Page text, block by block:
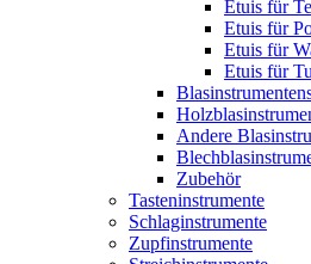
Etuis für
Etuis für
Etuis für
Etuis für
Andere
Zubehör
Tasteninstrumente
Schlaginstrumente
Zupfinstrumente